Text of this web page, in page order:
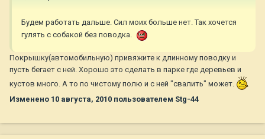
Будем работать дальше. Сил моих больше нет. Так хочется
гулять с собакой без поводка.
Покрышку(автомобильную) привяжите к длинному поводку и
пусть бегает с ней. Хорошо это сделать в парке где деревьев и
кустов много. А то по чистому полю и с ней "свалить" может.
Изменено 10 августа, 2010 пользователем Stg-44